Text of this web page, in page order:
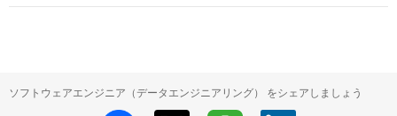
ソフトウェアエンジニア（データエンジニアリング） をシェアしましょう